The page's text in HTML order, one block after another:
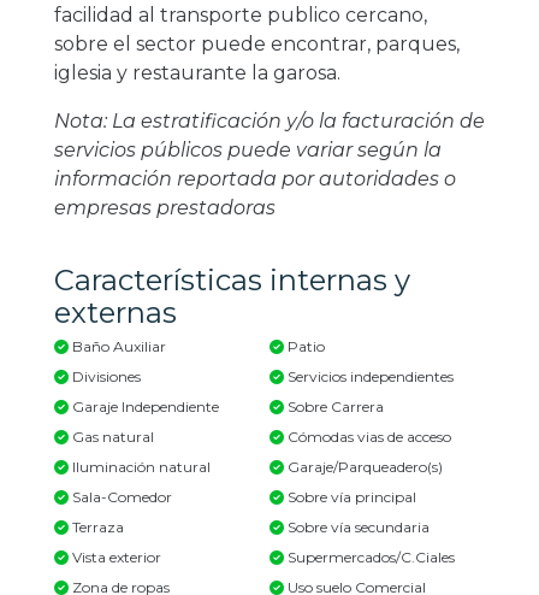
facilidad al transporte publico cercano,
sobre el sector puede encontrar, parques,
iglesia y restaurante la garosa.
Nota: La estratificación y/o la facturación de
servicios públicos puede variar según la
información reportada por autoridades o
empresas prestadoras
Características internas y
externas
Baño Auxiliar
Divisiones
Garaje Independiente
Gas natural
Iluminación natural
Sala-Comedor
Terraza
Vista exterior
Zona de ropas
Patio
Servicios independientes
Sobre Carrera
Cómodas vias de acceso
Garaje/Parqueadero(s)
Sobre vía principal
Sobre vía secundaria
Supermercados/C.Ciales
Uso suelo Comercial